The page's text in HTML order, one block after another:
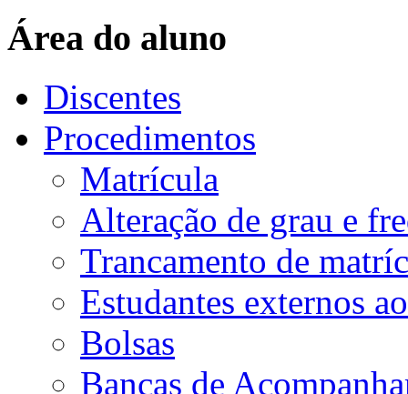
Área do aluno
Discentes
Procedimentos
Matrícula
Alteração de grau e
Trancamento de
Estudantes externos
Bolsas
Bancas de